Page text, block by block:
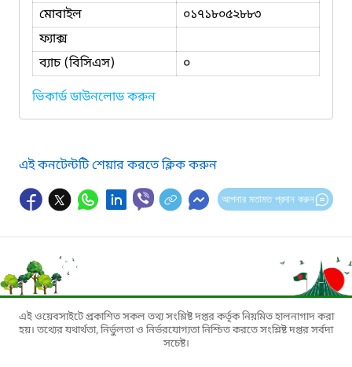
মোবাইল
০১৭১৮০৫২৮৮৩
ফ্যাক্স
ব্যাচ (বিসিএস)
০
ভিকার্ড ডাউনলোড করুন
এই কনটেন্টটি শেয়ার করতে ক্লিক করুন
আপনার মতামত প্রদান করুন
এই ওয়েবসাইটে প্রকাশিত সকল তথ্য সংশ্লিষ্ট দপ্তর কর্তৃক নিয়মিত হালনাগাদ করা
হয়। তথ্যের যথার্থতা, নির্ভুলতা ও নির্ভরযোগ্যতা নিশ্চিত করতে সংশ্লিষ্ট দপ্তর সর্বদা
সচেষ্ট।